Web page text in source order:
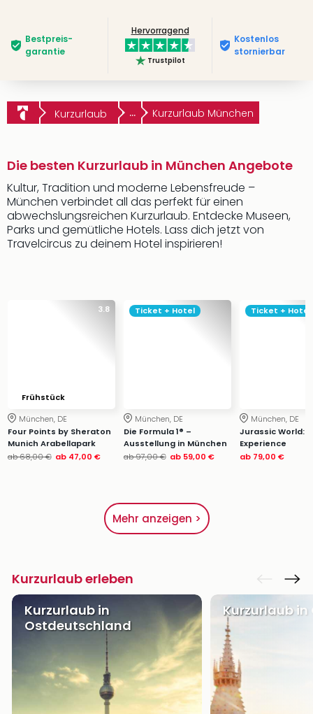
Bestpreis­
garantie
Hervorragend
Trustpilot
Kostenlos
stornierbar
Kurzurlaub ... Kurzurlaub München
Die besten Kurzurlaub in München Angebote
Kultur, Tradition und moderne Lebensfreude –
München verbindet all das perfekt für einen
abwechslungsreichen Kurzurlaub. Entdecke Museen,
Parks und gemütliche Hotels. Lass dich jetzt von
Travelcircus zu deinem Hotel inspirieren!
3.8
Frühstück
München, DE
Four Points by Sheraton
Munich Arabellapark
ab68,00 € ab 47,00 €
Ticket + Hotel
München, DE
Die Formula 1® –
Ausstellung in München
ab97,00 € ab 59,00 €
Ticket + Hotel
München, DE
Jurassic World:
Experience
ab 79,00 €
Mehr anzeigen >
Kurzurlaub erleben
Kurzurlaub in
Ostdeutschland
Kurzurlaub in